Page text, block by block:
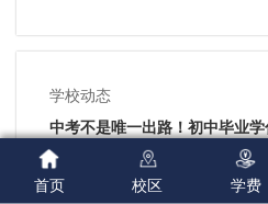
学校动态
中考不是唯一出路！初中毕业
未来同样闪闪发光
2026-06-14

首页

校区

学费